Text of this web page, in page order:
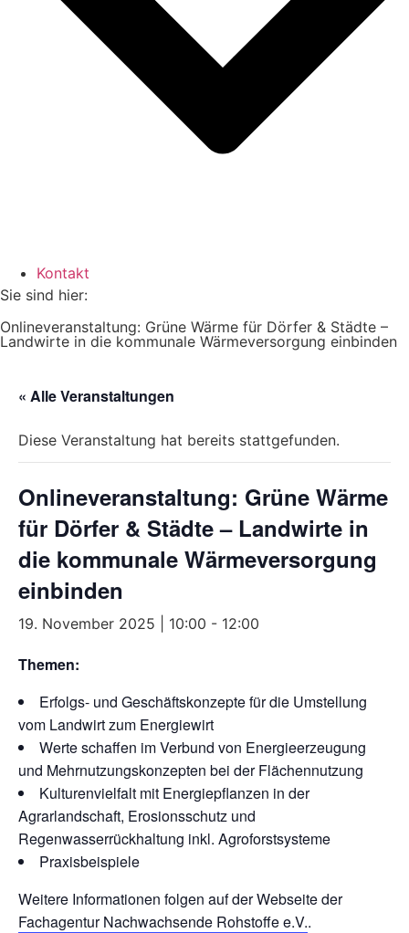
Kontakt
Sie sind hier:
Onlineveranstaltung: Grüne Wärme für Dörfer & Städte –
Landwirte in die kommunale Wärmeversorgung einbinden
« Alle Veranstaltungen
Diese Veranstaltung hat bereits stattgefunden.
Onlineveranstaltung: Grüne Wärme
für Dörfer & Städte – Landwirte in
die kommunale Wärmeversorgung
einbinden
19. November 2025 | 10:00 - 12:00
Themen:
Erfolgs- und Geschäftskonzepte für die Umstellung
vom Landwirt zum Energiewirt
Werte schaffen im Verbund von Energieerzeugung
und Mehrnutzungskonzepten bei der Flächennutzung
Kulturenvielfalt mit Energiepflanzen in der
Agrarlandschaft, Erosionsschutz und
Regenwasserrückhaltung inkl. Agroforstsysteme
Praxisbeispiele
Weitere Informationen folgen auf der Webseite der
Fachagentur Nachwachsende Rohstoffe e.V..